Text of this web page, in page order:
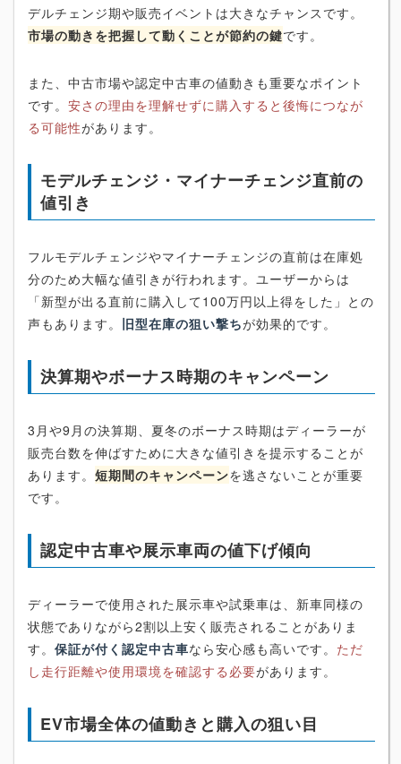
デルチェンジ期や販売イベントは大きなチャンスです。
市場の動きを把握して動くことが節約の鍵です。
また、中古市場や認定中古車の値動きも重要なポイント
です。 安さの理由を理解せずに購入すると後悔につなが
る可能性があります。
モデルチェンジ・マイナーチェンジ直前の
値引き
フルモデルチェンジやマイナーチェンジの直前は在庫処
分のため大幅な値引きが行われます。ユーザーからは
「新型が出る直前に購入して100万円以上得をした」との
声もあります。 旧型在庫の狙い撃ちが効果的です。
決算期やボーナス時期のキャンペーン
3月や9月の決算期、夏冬のボーナス時期はディーラーが
販売台数を伸ばすために大きな値引きを提示することが
あります。 短期間のキャンペーンを逃さないことが重要
です。
認定中古車や展示車両の値下げ傾向
ディーラーで使用された展示車や試乗車は、新車同様の
状態でありながら2割以上安く販売されることがありま
す。 保証が付く認定中古車なら安心感も高いです。 ただ
し走行距離や使用環境を確認する必要があります。
EV市場全体の値動きと購入の狙い目